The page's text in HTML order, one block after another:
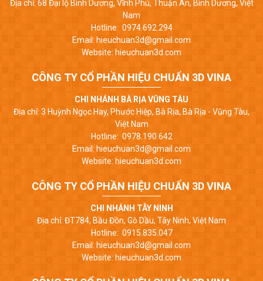
Địa chỉ: 68 Đại lộ Bình Dương, Vĩnh Phú, Thuận An, Bình Dương, Việt
Nam
Hotline: 0974.692.294
Email: hieuchuan3d@gmail.com
Website: hieuchuan3d.com
CÔNG TY CỔ PHẦN HIỆU CHUẨN 3D VINA
CHI NHÁNH BÀ RỊA VŨNG TÀU
Địa chỉ: 3 Huỳnh Ngọc Hay, Phước Hiệp, Bà Rịa, Bà Rịa - Vũng Tàu,
Việt Nam
Hotline: 0978.190.642
Email: hieuchuan3d@gmail.com
Website: hieuchuan3d.com
CÔNG TY CỔ PHẦN HIỆU CHUẨN 3D VINA
CHI NHÁNH TÂY NINH
Địa chỉ: ĐT784, Bầu Đồn, Gò Dầu, Tây Ninh, Việt Nam
Hotline: 0915.835.047
Email: hieuchuan3d@gmail.com
Website: hieuchuan3d.com